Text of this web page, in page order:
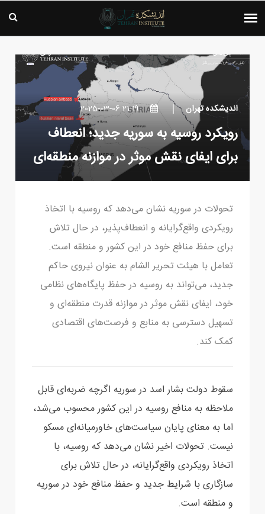
اندیشکده تهران 21:19 2025-03-06
رویکرد روسیه به سوریه جدید؛‏ انعطاف
برای ایفای نقش موثر در موازنه منطقه‌ای
تحولات در سوریه نشان می‌دهد که روسیه با اتخاذ
رویکردی واقع‌گرایانه و انعطاف‌پذیر، در ‏حال تلاش
برای حفظ منافع خود در این کشور و منطقه است.
تعامل با هیئت تحریر الشام به عنوان نیروی ‏حاکم
جدید، می‌تواند به روسیه در حفظ پایگاه‌های نظامی
خود، ایفای نقش موثر در موازنه قدرت منطقه‌ای و
‏تسهیل دسترسی به منابع و فرصت‌های اقتصادی
کمک کند.
سقوط دولت بشار اسد در سوریه اگرچه ضربه‌ای قابل
ملاحظه به منافع روسیه در این کشور محسوب ‏می‌شد،
اما به معنای پایان سیاست‌های خاورمیانه‌ای مسکو
نیست. تحولات اخیر نشان می‌دهد که روسیه، با
‏اتخاذ رویکردی واقع‌گرایانه، در حال تلاش برای
سازگاری با شرایط جدید و حفظ منافع خود در سوریه
و ‏منطقه است‎.‎